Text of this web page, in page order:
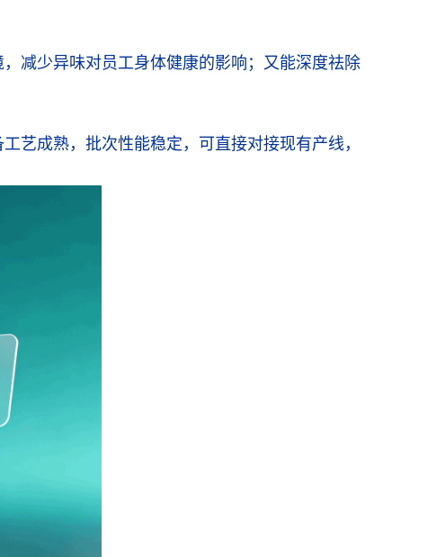
减少异味对员工身体健康的影响；又能深度祛除
艺成熟，批次性能稳定，可直接对接现有产线，